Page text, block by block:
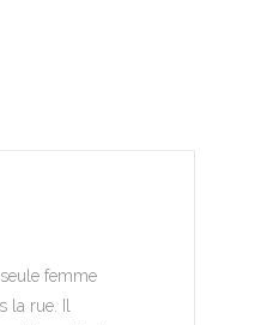
femme
rue. Il